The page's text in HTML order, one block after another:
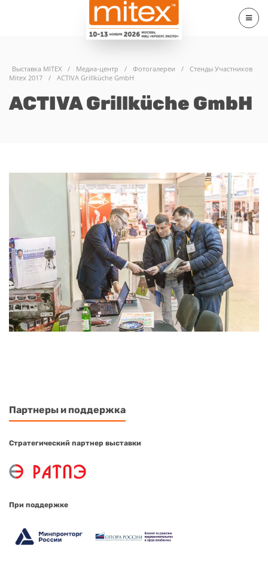
Выставка MITEX / Медиа-центр / Фотогалереи /
Стенды Участников
Mitex 2017
/ ACTIVA Grillküche GmbH
ACTIVA Grillküche GmbH
Партнеры и поддержка
Стратегический партнер выставки
При поддержке